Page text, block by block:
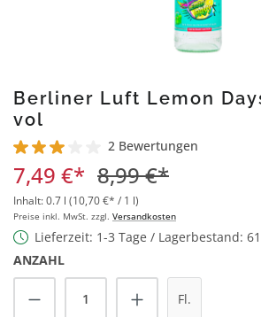
Berliner Luft Lemon
vol
Durchschnittliche Bewertung von 3 von 5
2 Bewertungen
7,49 €* 8,99 €*
Inhalt:0.7 l (10,70 €* / 1 l)
Preise inkl. MwSt. zzgl. Versandkosten
Lieferzeit: 1-3 Tage / Lagerbestand: 61
ANZAHL
Produkt Anzahl: Gib den
Fl.